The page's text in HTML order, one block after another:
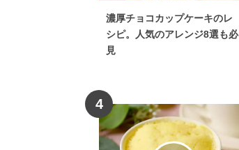
濃厚チョコカップケーキのレ
シピ。人気のアレンジ8選も必
見
4